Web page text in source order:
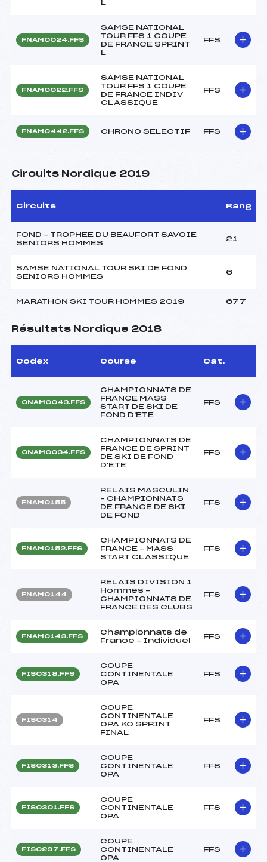
L
FNAM0024.FFS
SAMSE NATIONAL
TOUR FFS 1 COUPE
DE FRANCE SPRINT
L
FFS
FNAM0022.FFS
SAMSE NATIONAL
TOUR FFS 1 COUPE
DE FRANCE INDIV
CLASSIQUE
FFS
FNAM0442.FFS CHRONO SELECTIF FFS
Circuits Nordique 2019
Circuits Rang
FOND – TROPHEE DU BEAUFORT SAVOIE
SENIORS HOMMES
21
SAMSE NATIONAL TOUR SKI DE FOND
SENIORS HOMMES
6
MARATHON SKI TOUR HOMMES 2019 677
Résultats Nordique 2018
Codex Course Cat.
ONAM0043.FFS
CHAMPIONNATS DE
FRANCE MASS
START DE SKI DE
FOND D'ETE
FFS
ONAM0034.FFS
CHAMPIONNATS DE
FRANCE DE SPRINT
DE SKI DE FOND
D'ETE
FFS
FNAM0155
RELAIS MASCULIN
– CHAMPIONNATS
DE FRANCE DE SKI
DE FOND
FFS
FNAM0152.FFS
CHAMPIONNATS DE
FRANCE – MASS
START CLASSIQUE
FFS
FNAM0144
RELAIS DIVISION 1
Hommes –
CHAMPIONNATS DE
FRANCE DES CLUBS
FFS
FNAM0143.FFS
Championnats de
France – Individuel
FFS
FIS0318.FFS
COUPE
CONTINENTALE
OPA
FFS
FIS0314
COUPE
CONTINENTALE
OPA KO SPRINT
FINAL
FFS
FIS0313.FFS
COUPE
CONTINENTALE
OPA
FFS
FIS0301.FFS
COUPE
CONTINENTALE
OPA
FFS
FIS0297.FFS
COUPE
CONTINENTALE
OPA
FFS